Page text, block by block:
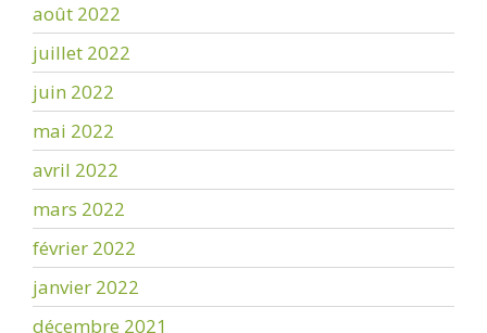
août 2022
juillet 2022
juin 2022
mai 2022
avril 2022
mars 2022
février 2022
janvier 2022
décembre 2021